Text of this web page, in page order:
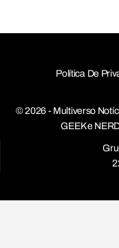
Política De
© 2026 - Multiverso
GEEK e